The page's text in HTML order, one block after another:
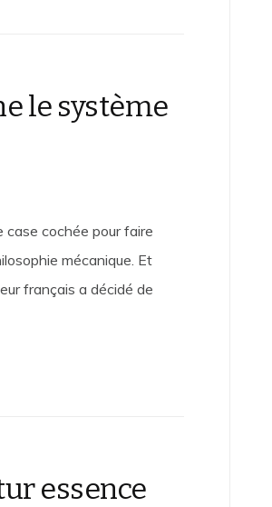
le système
case cochée pour faire
mécanique. Et
français a décidé de
essence